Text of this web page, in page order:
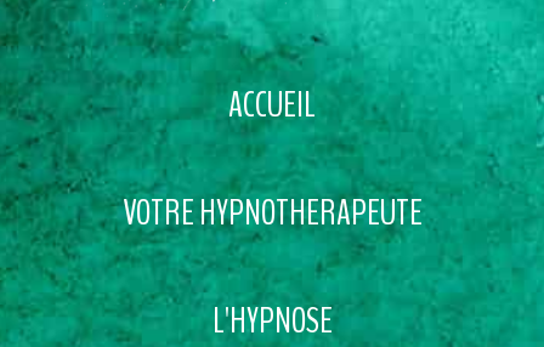
ACCUEIL
VOTRE HYPNOTHERAPEUTE
L'HYPNOSE